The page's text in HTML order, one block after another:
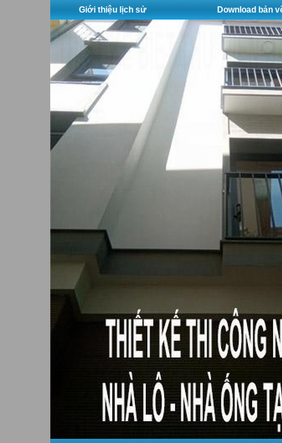
Giới thiệu lịch sử Download bản